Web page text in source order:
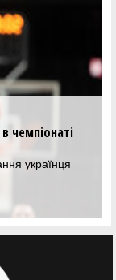
чемпіонаті
українця